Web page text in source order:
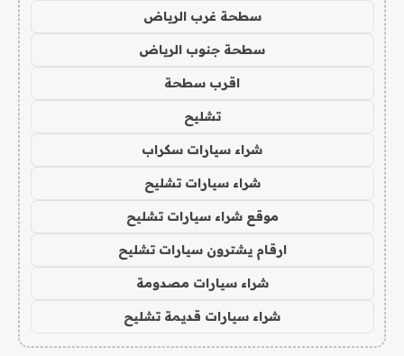
سطحة غرب الرياض
سطحة جنوب الرياض
اقرب سطحة
تشليح
شراء سيارات سكراب
شراء سيارات تشليح
موقع شراء سيارات تشليح
ارقام يشترون سيارات تشليح
شراء سيارات مصدومة
شراء سيارات قديمة تشليح